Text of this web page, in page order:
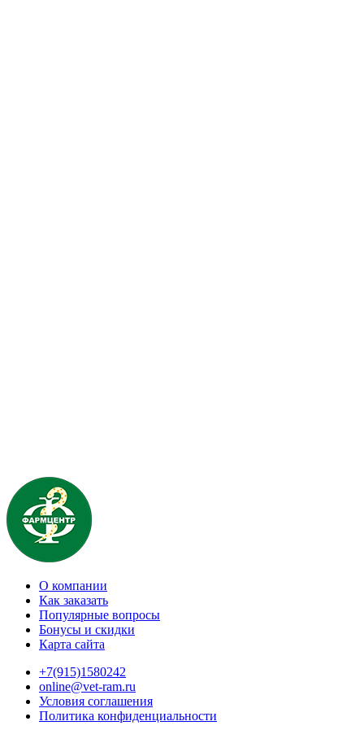
О компании
Как заказать
Популярные вопросы
Бонусы и скидки
Карта сайта
+7(915)1580242
online@vet-ram.ru
Условия соглашения
Политика конфиденциальности